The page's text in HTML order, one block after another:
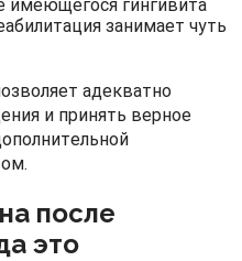
имеющегося гингивита
занимает чуть
адекватно
и принять верное
после
это